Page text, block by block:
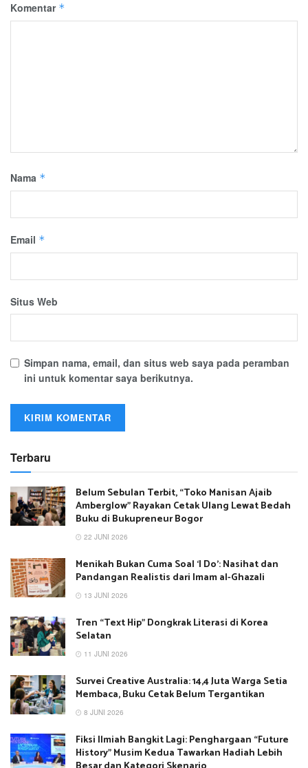
Komentar *
Nama *
Email *
Situs Web
Simpan nama, email, dan situs web saya pada peramban
ini untuk komentar saya berikutnya.
Terbaru
Belum Sebulan Terbit, “Toko Manisan Ajaib
Amberglow” Rayakan Cetak Ulang Lewat Bedah
Buku di Bukupreneur Bogor
22 JUNI 2026
Menikah Bukan Cuma Soal ‘I Do’: Nasihat dan
Pandangan Realistis dari Imam al-Ghazali
13 JUNI 2026
Tren “Text Hip” Dongkrak Literasi di Korea
Selatan
11 JUNI 2026
Survei Creative Australia: 14,4 Juta Warga Setia
Membaca, Buku Cetak Belum Tergantikan
8 JUNI 2026
Fiksi Ilmiah Bangkit Lagi: Penghargaan “Future
History” Musim Kedua Tawarkan Hadiah Lebih